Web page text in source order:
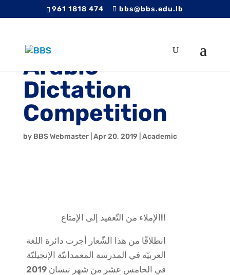
961 1818 474 bbs@bbs.edu.lb
Arabic
Dictation
Competition
by BBS Webmaster| Apr 20, 2019 Academic
!!الإملاء من التّعقيد إلى الإمتاع
انطلاقًا من هذا الشّعار أجرت دائرة اللغة
العربيّة في المدرسة المعمدانيّة الإنجيليّة
في الخامس عشر من شهر نيسان 2019